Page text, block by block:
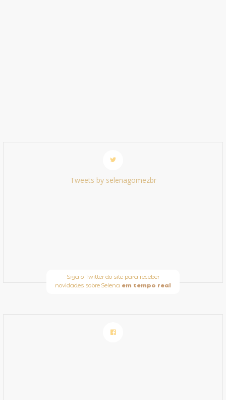
Tweets by selenagomezbr
Siga o Twitter do site para receber
novidades sobre Selena em tempo real